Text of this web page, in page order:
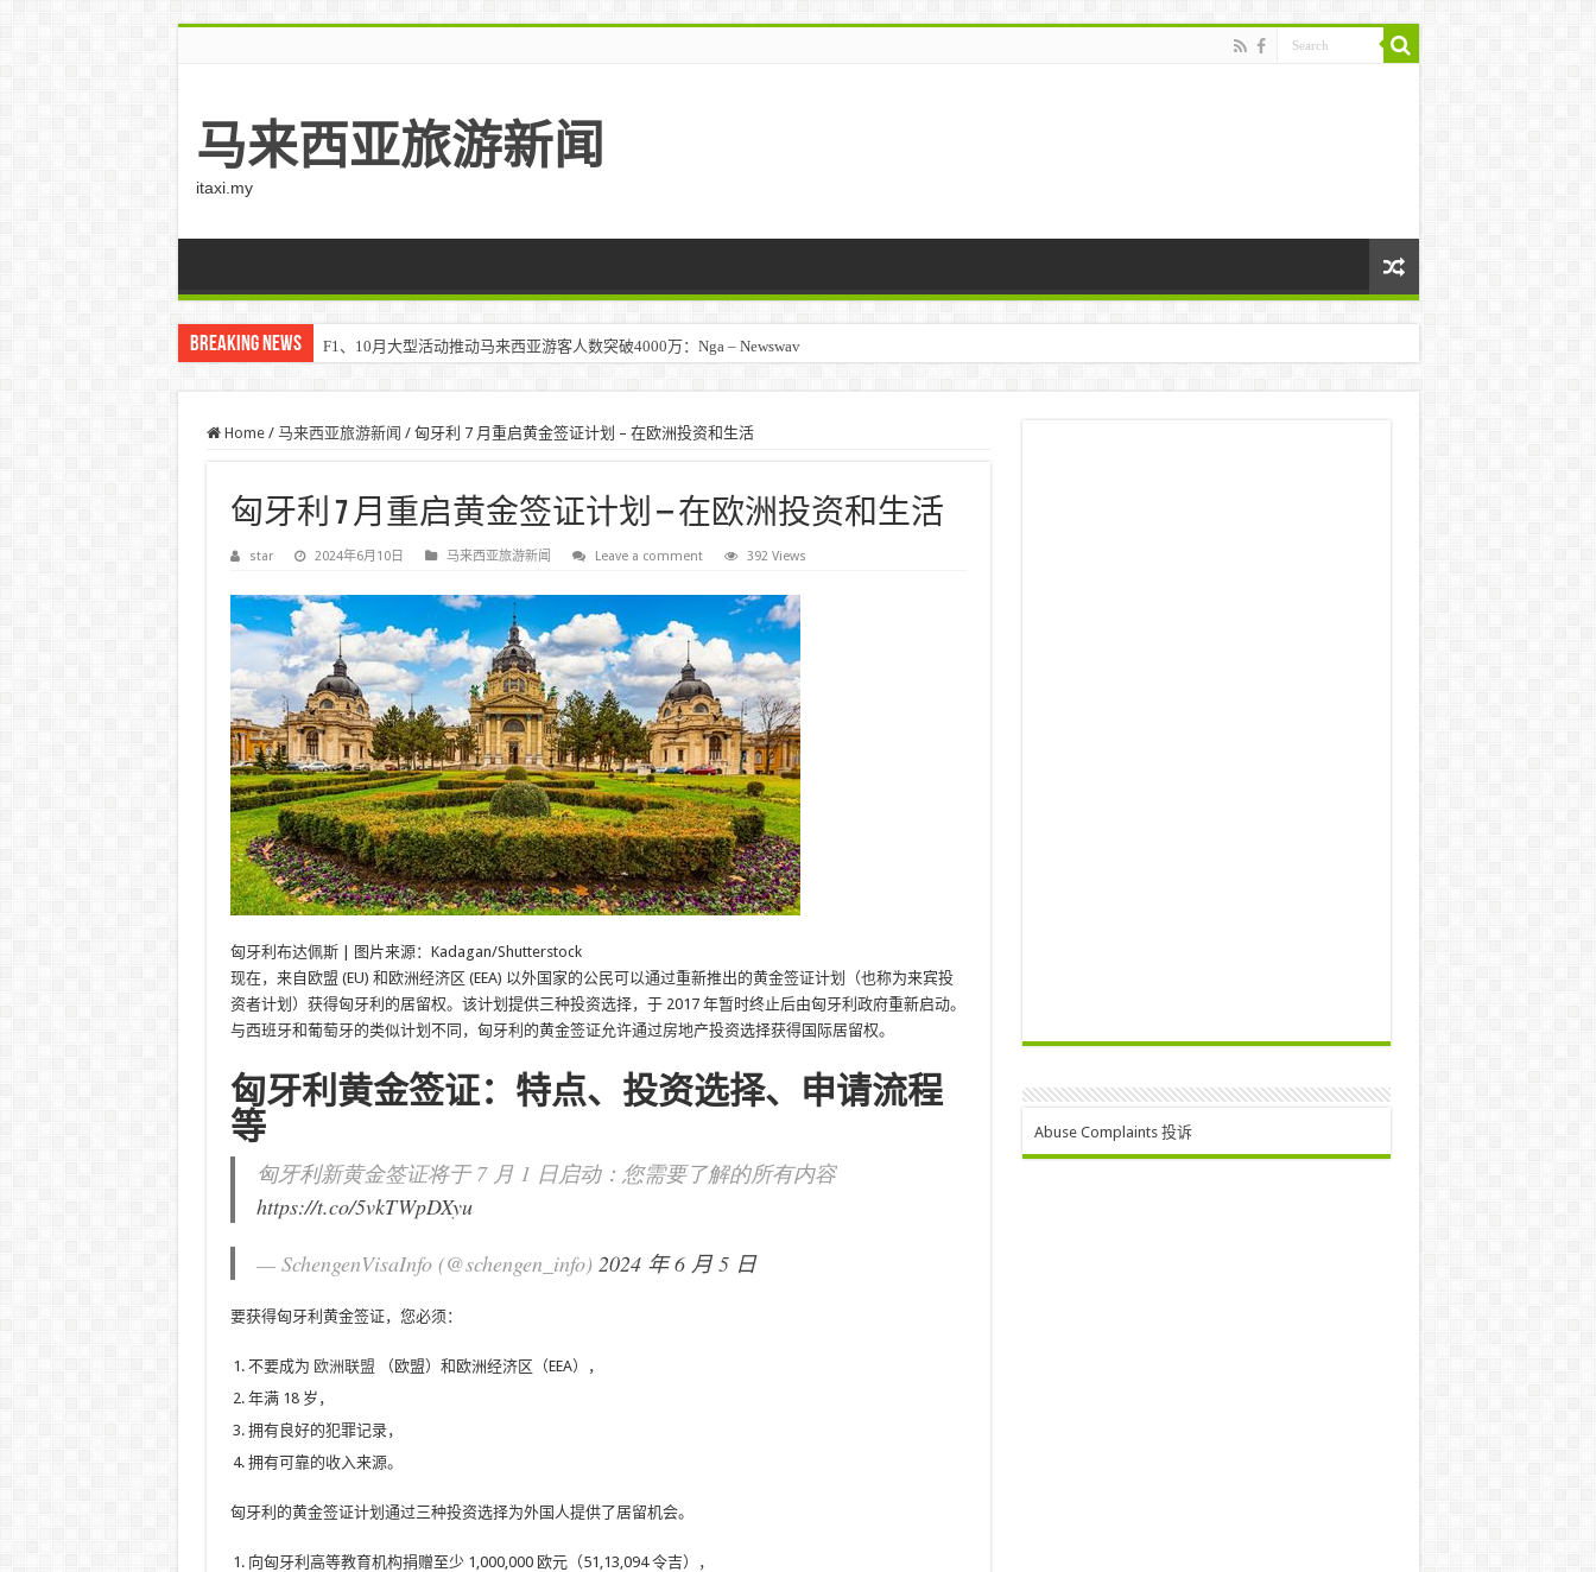
马来西亚旅游新闻
itaxi.my
Breaking News F1、10月大型活动推动马来西亚游客人数突破4000万：Nga – Newswav
Home / 马来西亚旅游新闻 / 匈牙利 7 月重启黄金签证计划 – 在欧洲投资和生活
匈牙利 7 月重启黄金签证计划 – 在欧洲投资和生活
star 2024年6月10日 马来西亚旅游新闻 Leave a comment 392 Views
匈牙利布达佩斯 | 图片来源：Kadagan/Shutterstock
现在，来自欧盟 (EU) 和欧洲经济区 (EEA) 以外国家的公民可以通过重新推出的黄金签证计划（也称为来宾投
资者计划）获得匈牙利的居留权。该计划提供三种投资选择，于 2017 年暂时终止后由匈牙利政府重新启动。
与西班牙和葡萄牙的类似计划不同，匈牙利的黄金签证允许通过房地产投资选择获得国际居留权。
匈牙利黄金签证：特点、投资选择、申请流程
等
匈牙利新黄金签证将于 7 月 1 日启动：您需要了解的所有内容
https://t.co/5vkTWpDXyu
— SchengenVisaInfo (@schengen_info) 2024 年 6 月 5 日
要获得匈牙利黄金签证，您必须：
不要成为 欧洲联盟 （欧盟）和欧洲经济区（EEA），
年满 18 岁，
拥有良好的犯罪记录，
拥有可靠的收入来源。
匈牙利的黄金签证计划通过三种投资选择为外国人提供了居留机会。
向匈牙利高等教育机构捐赠至少 1,000,000 欧元（51,13,094 令吉），
Abuse Complaints 投诉